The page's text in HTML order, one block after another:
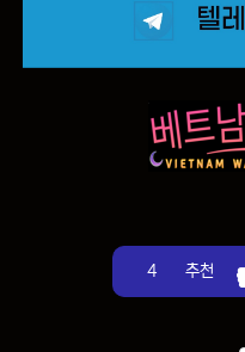
4 추천 추천